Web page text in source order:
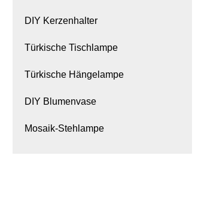
DIY Kerzenhalter
Türkische Tischlampe
Türkische Hängelampe
DIY Blumenvase
Mosaik-Stehlampe